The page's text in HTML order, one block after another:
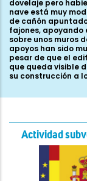
dovelaje pero
nave está muy
de cañón
fajones, apoyando
sobre unos muros
apoyos han sido
pesar de que el
que queda visible
su construcción a
Actividad